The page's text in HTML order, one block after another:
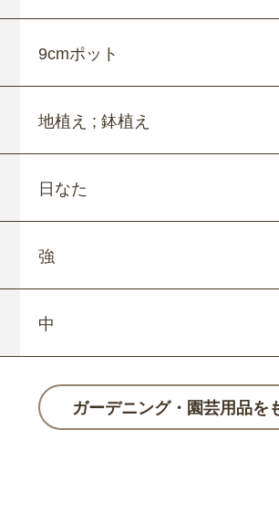
9cmポット
地植え ; 鉢植え
日なた
強
中
ガーデニング・園芸用品を